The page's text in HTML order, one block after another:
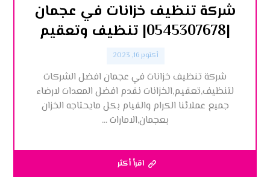
شركة تنظيف خزانات في عجمان
|0545307678| تنظيف وتعقيم
أكتوبر 16, 2023
شركة تنظيف خزانات في عجمان افضل الشركات
لتنظيف,تعقيم,الخزانات نقدم افضل المعدات لارضاء
جميع عملائنا الكرام والقيام بكل مايحتاجه الخزان
بعجمان,الامارات ...
اقرأ أكثر